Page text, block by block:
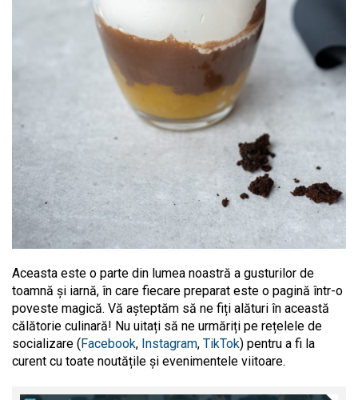
Aceasta este o parte din lumea noastră a gusturilor de
toamnă și iarnă, în care fiecare preparat este o pagină într-o
poveste magică. Vă așteptăm să ne fiți alături în această
călătorie culinară! Nu uitați să ne urmăriți pe rețelele de
socializare (Facebook, Instagram, TikTok) pentru a fi la
curent cu toate noutățile și evenimentele viitoare.